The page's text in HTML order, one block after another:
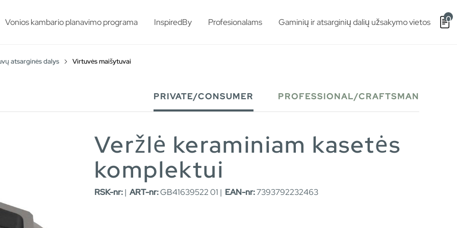
Vonios kambario planavimo programa InspiredBy Profesionalams Gaminių ir atsarginių dalių užsakymo vietos 0
atsarginės dalys Virtuvės maišytuvai
PRIVATE/CONSUMER PROFESSIONAL/CRAFTSMAN
Veržlė keraminiam kasetės
komplektui
RSK-nr:| ART-nr:GB41639522 01 | EAN-nr:7393792232463